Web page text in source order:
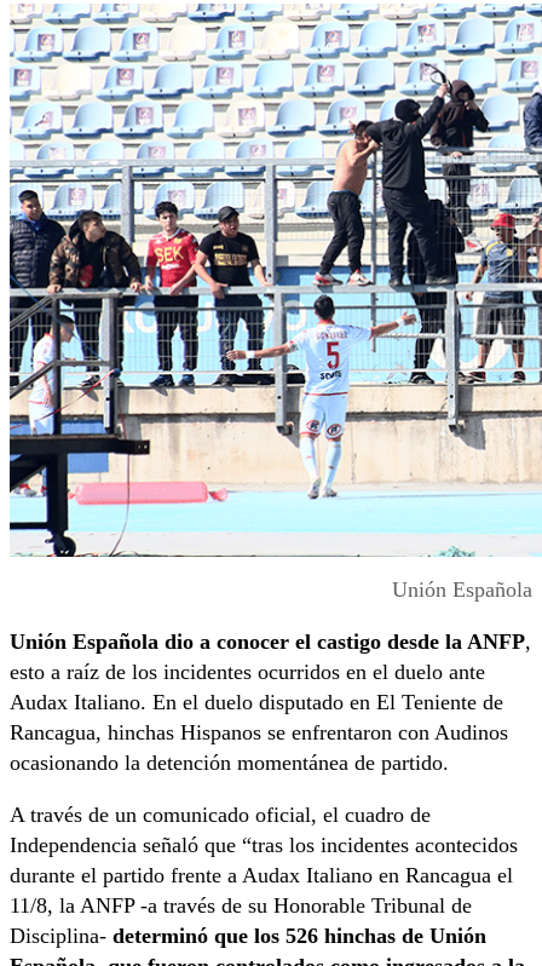
Unión Española
Unión Española dio a conocer el castigo desde la ANFP,
esto a raíz de los incidentes ocurridos en el duelo ante
Audax Italiano. En el duelo disputado en El Teniente de
Rancagua, hinchas Hispanos se enfrentaron con Audinos
ocasionando la detención momentánea de partido.
A través de un comunicado oficial, el cuadro de
Independencia señaló que “tras los incidentes acontecidos
durante el partido frente a Audax Italiano en Rancagua el
11/8, la ANFP -a través de su Honorable Tribunal de
Disciplina- determinó que los 526 hinchas de Unión